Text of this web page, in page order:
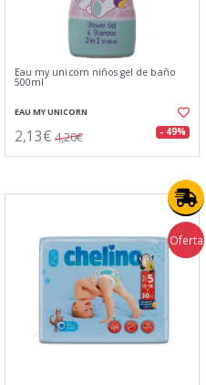
Eau my unicorn niños gel de baño
500ml
EAU MY UNICORN
2,13€ 4,20€ - 49%
Oferta